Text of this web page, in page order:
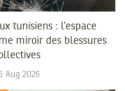
tunisiens : l’espace
miroir des blessures
Aug 2026